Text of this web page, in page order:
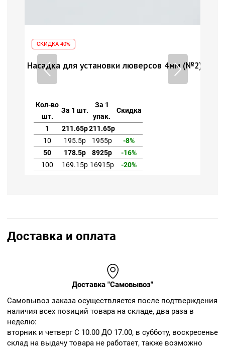
СКИДКА 40%
Насадка для установки люверсов 4мм (№2)
Кол-во
шт.
За 1 шт.
За 1
упак.
Скидка
1 211.65р211.65р
10
195.5р 1955р
-8%
50
178.5р 8925р
-16%
100
169.15р 16915р -20%
Доставка и оплата
Доставка "Самовывоз"
Cамовывоз заказа осуществляется после подтверждения
наличия всех позиций товара на складе, два раза в
неделю:
вторник и четверг С 10.00 ДО 17.00, в субботу, воскресенье
склад на выдачу товара не работает, также возможно